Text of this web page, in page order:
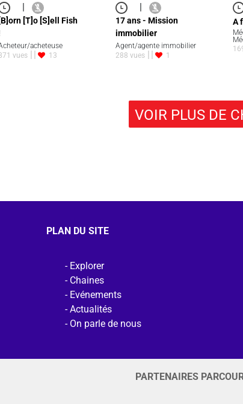
[B]orn [T]o [S]ell Fish
acheteuse
vues
13
|
17 ans - Mission
immobilier
Agent/agente immobilier
288 vues
1
A
VOIR PLUS DE
PLAN DU SITE
Explorer
Chaines
Evénements
Actualités
On parle de nous
PARTENAIRES